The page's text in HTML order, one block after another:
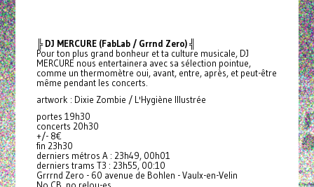
╠ DJ MERCURE (FabLab / Grrnd Zero) ╣
Pour ton plus grand bonheur et ta culture musicale, DJ
MERCURE nous entertainera avec sa sélection pointue,
comme un thermomètre oui, avant, entre, après, et peut-être
même pendant les concerts.
artwork : Dixie Zombie / L'Hygiène Illustrée
portes 19h30
concerts 20h30
+/- 8€
fin 23h30
derniers métros A : 23h49, 00h01
derniers trams T3 : 23h55, 00:10
Grrrnd Zero - 60 avenue de Bohlen - Vaulx-en-Velin